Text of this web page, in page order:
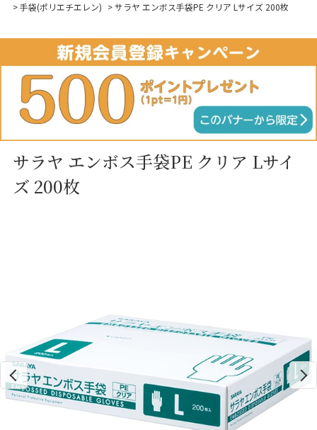
>手袋(ポリエチエレン) >サラヤ エンボス手袋PE クリア Lサイズ 200枚
サラヤ エンボス手袋PE クリア Lサイ
ズ 200枚